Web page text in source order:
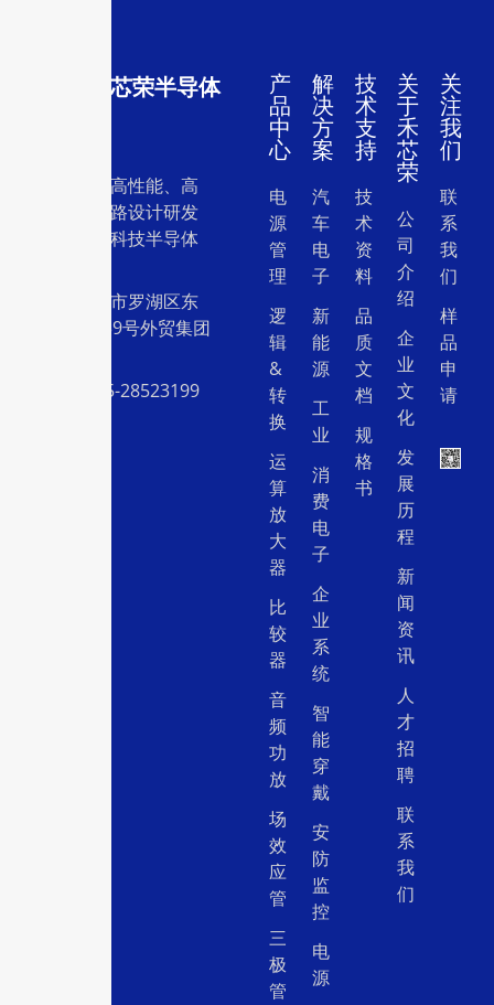
深圳市禾芯荣半导体
一家专注于高性能、高
质量集成电路设计研发
和销售的高科技半导体
地址：深圳市罗湖区东
门中兴路239号外贸集团
电话：0755-28523199
产
品
中
心
电
源
管
理
逻
辑
&
转
换
运
算
放
大
器
比
较
器
音
频
功
放
场
效
应
管
三
极
管
解
决
方
案
汽
车
电
子
新
能
源
工
业
消
费
电
子
企
业
系
统
智
能
穿
戴
安
防
监
控
电
源
技
术
支
持
技
术
资
料
品
质
文
档
规
格
书
关
于
禾
芯
荣
公
司
介
绍
企
业
文
化
发
展
历
程
新
闻
资
讯
人
才
招
聘
联
系
我
们
关
注
我
们
联
系
我
们
样
品
申
请